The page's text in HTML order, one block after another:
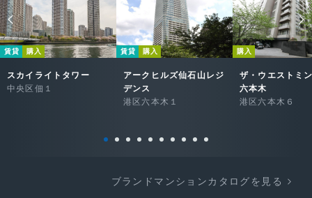
賃貸 購入
スカイライトタワー
中央区佃１
賃貸 購入
アークヒルズ仙石山レジ
デンス
港区六本木１
購入
ザ・ウエストミ
六本木
港区六本木６
ブランドマンションカタログを見る